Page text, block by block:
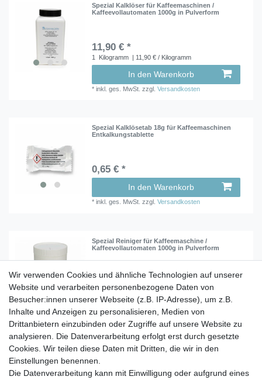
Spezial Kalklöser für Kaffeemaschinen /
Kaffeevollautomaten 1000g in Pulverform
11,90 € *
1 Kilogramm | 11,90 € / Kilogramm
In den Warenkorb
*inkl. ges. MwSt. zzgl.Versandkosten
Spezial Kalklösetab 18g für Kaffeemaschinen
Entkalkungstablette
0,65 € *
In den Warenkorb
*inkl. ges. MwSt. zzgl.Versandkosten
Spezial Reiniger für Kaffeemaschine /
Kaffeevollautomaten 1000g in Pulverform
Kilogramm | 10,90 € / Kilogramm
In den Warenkorb
*inkl. ges. MwSt.zzgl. Versandkosten
Wir verwenden Cookies und ähnliche Technologien auf unserer
Website und verarbeiten personenbezogene Daten von
Besucher:innen unserer Webseite (z.B. IP-Adresse), um z.B.
Inhalte und Anzeigen zu personalisieren, Medien von
Drittanbietern einzubinden oder Zugriffe auf unsere Website zu
analysieren. Die Datenverarbeitung erfolgt erst durch gesetzte
Cookies. Wir teilen diese Daten mit Dritten, die wir in den
Einstellungen benennen.
Die Datenverarbeitung kann mit Einwilligung oder aufgrund eines